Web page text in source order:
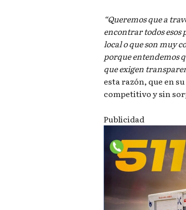
“Queremos que a
encontrar todos esos
local o que son muy
porque entendemos
que exigen
esta razón, que en
competitivo y sin
Publicidad